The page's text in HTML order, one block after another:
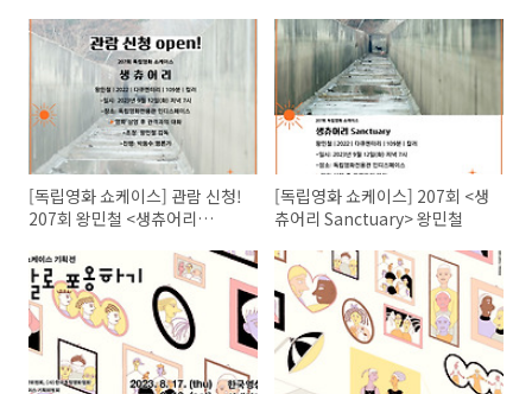
[독립영화 쇼케이스] 관람 신청!
207회 왕민철 <생츄어리
[독립영화 쇼케이스] 207회 <생
츄어리 Sanctuary> 왕민철